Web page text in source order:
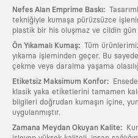
Nefes Alan Emprime Baskı:
tekniğiyle kumaşa pürüzsüzce
plastik bir his oluşmaz ve cildin
Ön Yıkamalı Kumaş: Tüm
yıkama işleminden geçer. Bu
çekme veya daralma yaşama
Etiketsiz Maksimum Konfor:
klasik yaka etiketlerini tamamen
bilgileri doğrudan kumaşın içine,
uygulanmıştır.
Zamana Meydan Okuyan Kalite: